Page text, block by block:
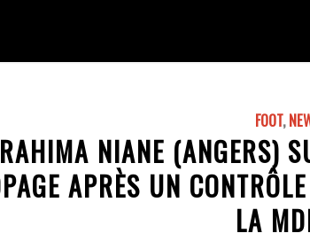
FOOT,
NIANE (ANGERS)
APRÈS UN
LA